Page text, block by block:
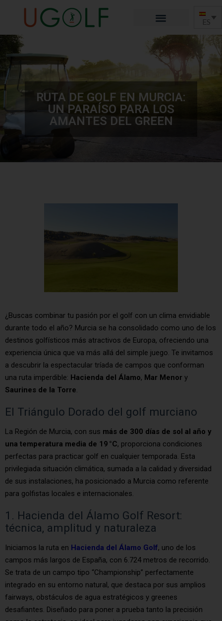
ES
RUTA DE GOLF EN MURCIA:
UN PARAÍSO PARA LOS
AMANTES DEL GREEN
¿Buscas combinar tu pasión por el golf con un clima envidiable
durante todo el año? Murcia se ha consolidado como uno de los
destinos golfísticos más atractivos de Europa, ofreciendo una
experiencia única que va más allá del simple juego. Te invitamos
a descubrir la espectacular tríada de campos que conforman
una ruta imperdible: Hacienda del Álamo, Mar Menor y
Saurines de la Torre.
El Triángulo Dorado del golf murciano
La Región de Murcia, con sus más de 300 días de sol al año y
una temperatura media de 19 °C, proporciona condiciones
perfectas para practicar golf en cualquier temporada. Esta
privilegiada situación climática, sumada a la calidad y diversidad
de sus instalaciones, ha posicionado a Murcia como referente
para golfistas locales e internacionales.
1. Hacienda del Álamo Golf Resort:
técnica, amplitud y naturaleza
Iniciamos la ruta en Hacienda del Álamo Golf, uno de los
campos más largos de España, con 6.724 metros de recorrido.
Se trata de un campo tipo “Championship” perfectamente
integrado en su entorno natural, que destaca por sus amplios
fairways, obstáculos de agua estratégicos y greenes
desafiantes. Diseñado para poner a prueba tanto la precisión